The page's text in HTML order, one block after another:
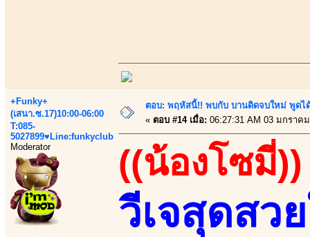
+Funky+
(เสนา.ซ.17)10:00-06:00
T:085-
5027899♥Line:funkyclub
Moderator
ตอบ: พฤหัสนี้!! พบกับ บานดิดจบใหม่ พูด
« ตอบ #14 เมื่อ: 06:27:31 AM 03 มกราค
((น้องโซมี่))
วีเจสุดสว